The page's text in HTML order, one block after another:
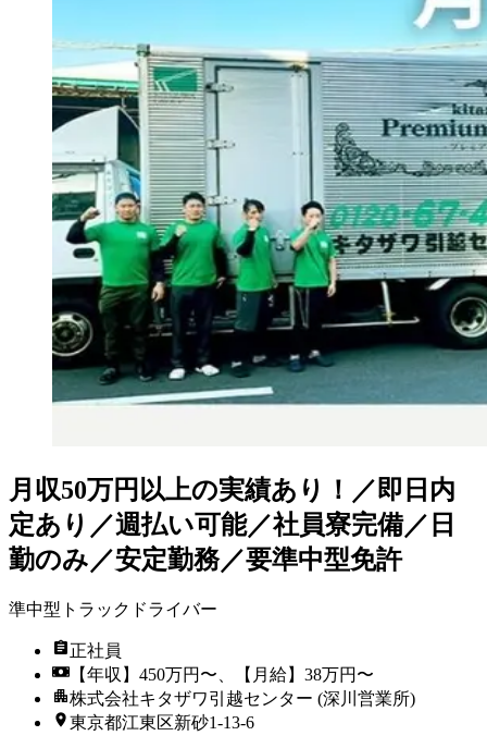
月収50万円以上の実績あり！／即日内
定あり／週払い可能／社員寮完備／日
勤のみ／安定勤務／要準中型免許
準中型トラックドライバー
正社員
【年収】450万円〜、【月給】38万円〜
株式会社キタザワ引越センター (深川営業所)
東京都江東区新砂1-13-6